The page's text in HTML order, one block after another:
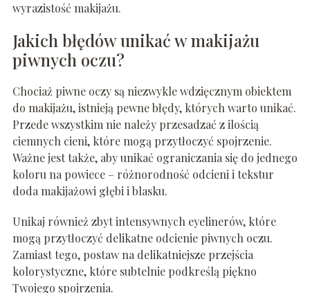
wyrazistość makijażu.
Jakich błędów unikać w makijażu
piwnych oczu?
Chociaż piwne oczy są niezwykle wdzięcznym obiektem
do makijażu, istnieją pewne błędy, których warto unikać.
Przede wszystkim nie należy przesadzać z ilością
ciemnych cieni, które mogą przytłoczyć spojrzenie.
Ważne jest także, aby unikać ograniczania się do jednego
koloru na powiece – różnorodność odcieni i tekstur
doda makijażowi głębi i blasku.
Unikaj również zbyt intensywnych eyelinerów, które
mogą przytłoczyć delikatne odcienie piwnych oczu.
Zamiast tego, postaw na delikatniejsze przejścia
kolorystyczne, które subtelnie podkreślą piękno
Twojego spojrzenia.